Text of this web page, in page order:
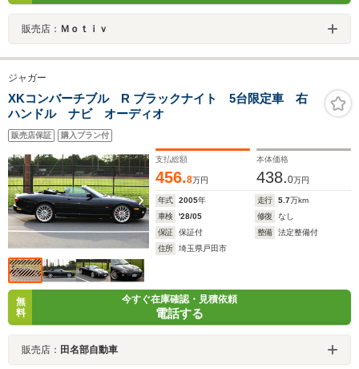
販売店： Ｍｏｔｉｖ
ジャガー
XKコンバーチブル R ブラックナイト 5台限定車 右
ハンドル ナビ オーディオ
販売店保証 購入プラン付
支払総額
456.8万円
本体価格
438.0万円
年式 2005年 走行 5.7万km
車検
'28/05 修復
なし
保証
保証付 整備
法定整備付
住所
埼玉県戸田市
無
料
今すぐ在庫確認・見積依頼
電話する
販売店： 田名部自動車